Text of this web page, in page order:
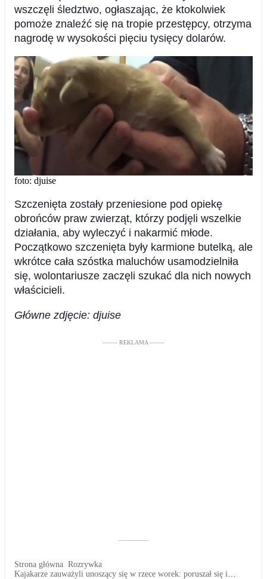
wszczęli śledztwo, ogłaszając, że ktokolwiek
pomoże znaleźć się na tropie przestępcy, otrzyma
nagrodę w wysokości pięciu tysięcy dolarów.
foto: djuise
Szczenięta zostały przeniesione pod opiekę
obrońców praw zwierząt, którzy podjęli wszelkie
działania, aby wyleczyć i nakarmić młode.
Początkowo szczenięta były karmione butelką, ale
wkrótce cała szóstka maluchów usamodzielniła
się, wolontariusze zaczęli szukać dla nich nowych
właścicieli.
Główne zdjęcie: djuise
––––– REKLAMA –––––
––––––––––
Strona główna Rozrywka
Kajakarze zauważyli unoszący się w rzece worek: poruszał się i